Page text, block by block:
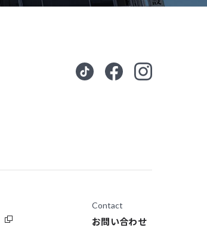
Contact
お問い合わせ